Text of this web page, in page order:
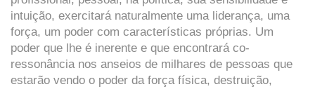
intuição, exercitará naturalmente uma liderança, uma
força, um poder com características próprias. Um
poder que lhe é inerente e que encontrará co-
ressonância nos anseios de milhares de pessoas que
estarão vendo o poder da força física, destruição,